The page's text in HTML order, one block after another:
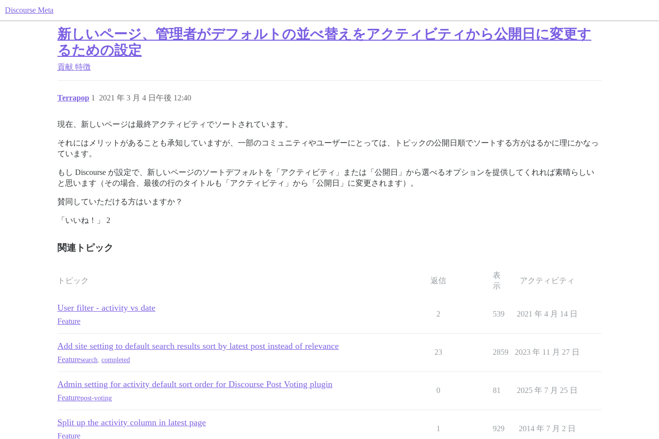
Discourse Meta
新しいページ、管理者がデフォルトの並べ替えをアクティビティから公開日に変更す
るための設定
貢献 特徴
Terrapop 2021 年 3 月 4 日午後 12:40
1
現在、新しいページは最終アクティビティでソートされています。
それにはメリットがあることも承知していますが、一部のコミュニティやユーザーにとっては、トピックの公開日順でソートする方がはるかに理にかなっ
ています。
もし Discourse が設定で、新しいページのソートデフォルトを「アクティビティ」または「公開日」から選べるオプションを提供してくれれば素晴らしい
と思います（その場合、最後の行のタイトルも「アクティビティ」から「公開日」に変更されます）。
賛同していただける方はいますか？
「いいね！」 2
関連トピック
トピック 返信
表
示
アクティビティ
User filter - activity vs date
Feature
2 539 2021 年 4 月 14 日
Add site setting to default search results sort by latest post instead of relevance
Featuresearch completed
23 2859 2023 年 11 月 27 日
Admin setting for activity default sort order for Discourse Post Voting plugin
Featurepost-voting
0 81 2025 年 7 月 25 日
Split up the activity column in latest page
Feature
1 929 2014 年 7 月 2 日